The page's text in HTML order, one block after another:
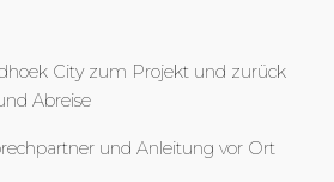
City zum Projekt und zurück
Abreise
und Anleitung vor Ort